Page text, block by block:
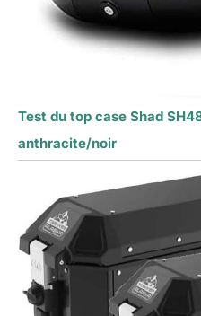
Test du top case Shad
anthracite/noir